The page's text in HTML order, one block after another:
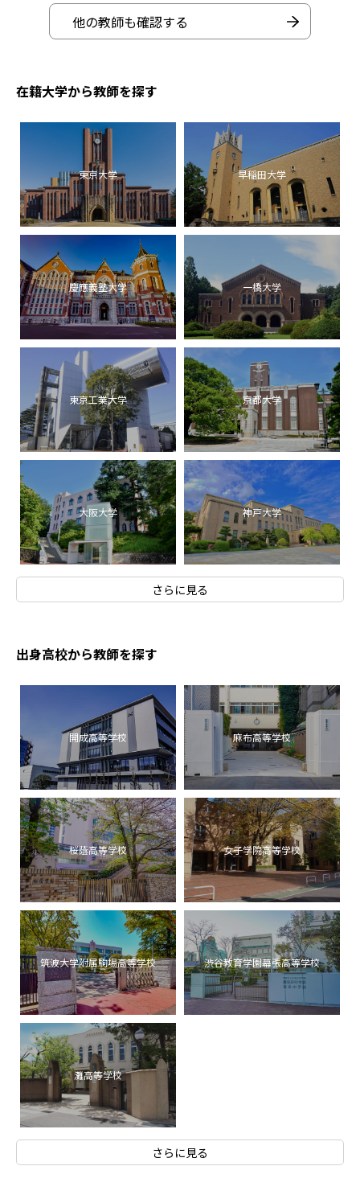
他の教師も確認する
在籍大学から教師を探す
東京大学 早稲田大学
慶應義塾大学 一橋大学
東京工業大学 京都大学
大阪大学 神戸大学
さらに見る
出身高校から教師を探す
開成高等学校 麻布高等学校
桜蔭高等学校 女子学院高等学校
筑波大学附属駒場高等学校 渋谷教育学園幕張高等学校
灘高等学校
さらに見る